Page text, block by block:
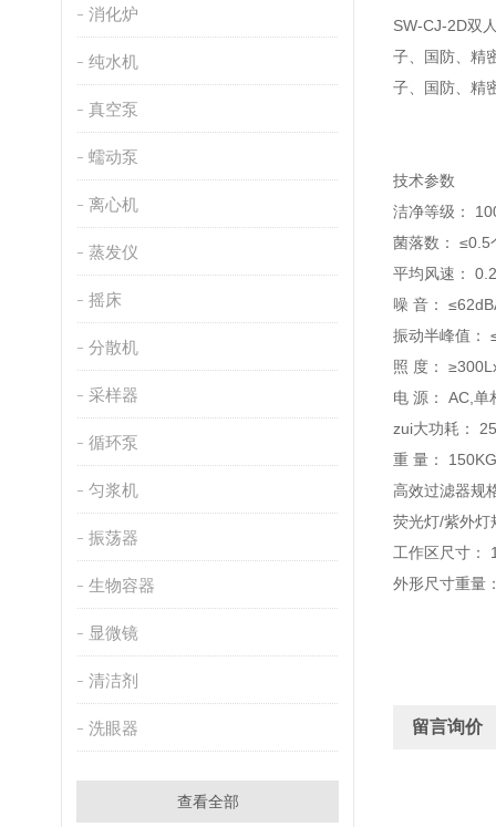
消化炉
纯水机
真空泵
蠕动泵
离心机
蒸发仪
摇床
分散机
采样器
循环泵
匀浆机
振荡器
生物容器
显微镜
清洁剂
洗眼器
查看全部
SW-CJ-2D双
子、国防、精
子、国防、精
技术参数
洁净等级：
菌落数： ≤0.5
平均风速：
噪 音：
振动半峰值：
照 度：
电 源： AC,
zui大功耗：
重 量：
高效过滤器规
荧光灯/紫外
工作区尺寸
外形尺寸重量
留言询价